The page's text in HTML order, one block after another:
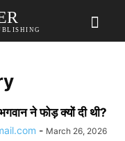
ने फोड़ क्यों दी थी?
- March 26, 2026